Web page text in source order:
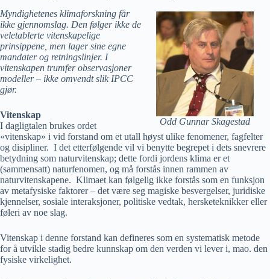
Odd Gunnar Skagestad
Myndighetenes klimaforskning får
ikke gjennomslag. Den følger ikke de
veletablerte vitenskapelige
prinsippene, men lager sine egne
mandater og retningslinjer. I
vitenskapen trumfer observasjoner
modeller – ikke omvendt slik IPCC
gjør.
Vitenskap
I dagligtalen brukes ordet
«vitenskap» i vid forstand om et utall høyst ulike fenomener, fagfelter
og disipliner. I det etterfølgende vil vi benytte begrepet i dets snevrere
betydning som naturvitenskap; dette fordi jordens klima er et
(sammensatt) naturfenomen, og må forstås innen rammen av
naturvitenskapene. Klimaet kan følgelig ikke forstås som en funksjon
av metafysiske faktorer – det være seg magiske besvergelser, juridiske
kjennelser, sosiale interaksjoner, politiske vedtak, hersketeknikker eller
føleri av noe slag.
Vitenskap i denne forstand kan defineres som en systematisk metode
for å utvikle stadig bedre kunnskap om den verden vi lever i, mao. den
fysiske virkelighet.